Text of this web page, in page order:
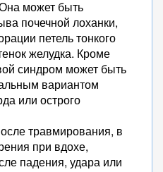
может быть
почечной лоханки,
петель тонкого
желудка. Кроме
синдром может быть
вариантом
или острого
травмирования, в
при вдохе,
падения, удара или